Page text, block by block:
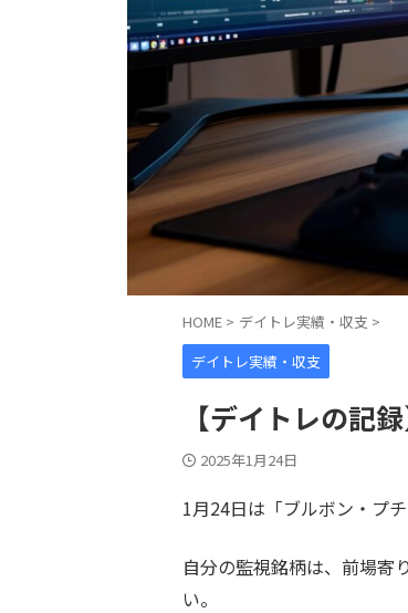
HOME > デイトレ実績・収支 >
デイトレ実績・収支
【デイトレの記
2025年1月24日
1月24日は「ブルボン・プチ
自分の監視銘柄は、前場寄
い。